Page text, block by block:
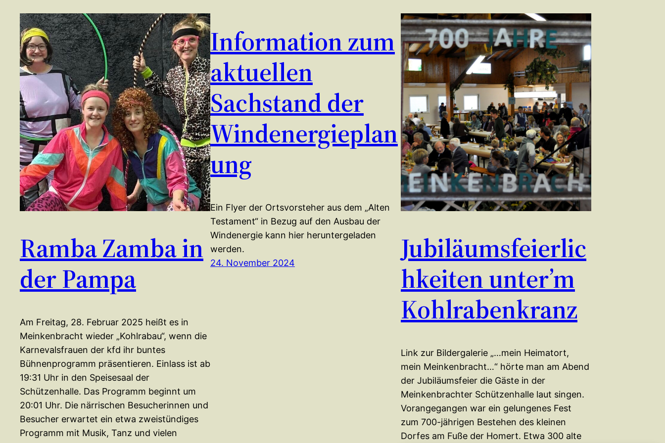
Ramba Zamba in
der Pampa
Am Freitag, 28. Februar 2025 heißt es in
Meinkenbracht wieder „Kohlrabau“, wenn die
Karnevalsfrauen der kfd ihr buntes
Bühnenprogramm präsentieren. Einlass ist ab
19:31 Uhr in den Speisesaal der
Schützenhalle. Das Programm beginnt um
20:01 Uhr. Die närrischen Besucherinnen und
Besucher erwartet ein etwa zweistündiges
Programm mit Musik, Tanz und vielen
Information zum
aktuellen
Sachstand der
Windenergieplan
ung
Ein Flyer der Ortsvorsteher aus dem „Alten
Testament“ in Bezug auf den Ausbau der
Windenergie kann hier heruntergeladen
werden.
24. November 2024
Jubiläumsfeierlic
hkeiten unter’m
Kohlrabenkranz
Link zur Bildergalerie „…mein Heimatort,
mein Meinkenbracht…“ hörte man am Abend
der Jubiläumsfeier die Gäste in der
Meinkenbrachter Schützenhalle laut singen.
Vorangegangen war ein gelungenes Fest
zum 700-jährigen Bestehen des kleinen
Dorfes am Fuße der Homert. Etwa 300 alte